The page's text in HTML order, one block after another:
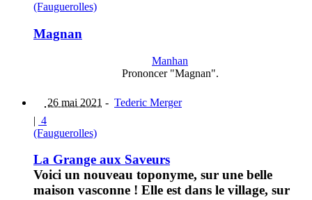
(Fauguerolles)
Magnan
Manhan
Prononcer "Magnan".
26 mai 2021 - Tederic Merger
| 4
(Fauguerolles)
La Grange aux Saveurs
Voici un nouveau toponyme, sur une belle
maison vasconne ! Elle est dans le village, sur